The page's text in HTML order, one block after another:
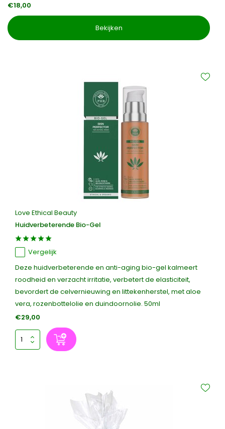
€18,00
Bekijken
Love Ethical Beauty
Huidverbeterende Bio-Gel
Vergelijk
Deze huidverbeterende en anti-aging bio-gel kalmeert
roodheid en verzacht irritatie, verbetert de elasticiteit,
bevordert de celvernieuwing en littekenherstel, met aloe
vera, rozenbottelolie en duindoornolie. 50ml
€29,00